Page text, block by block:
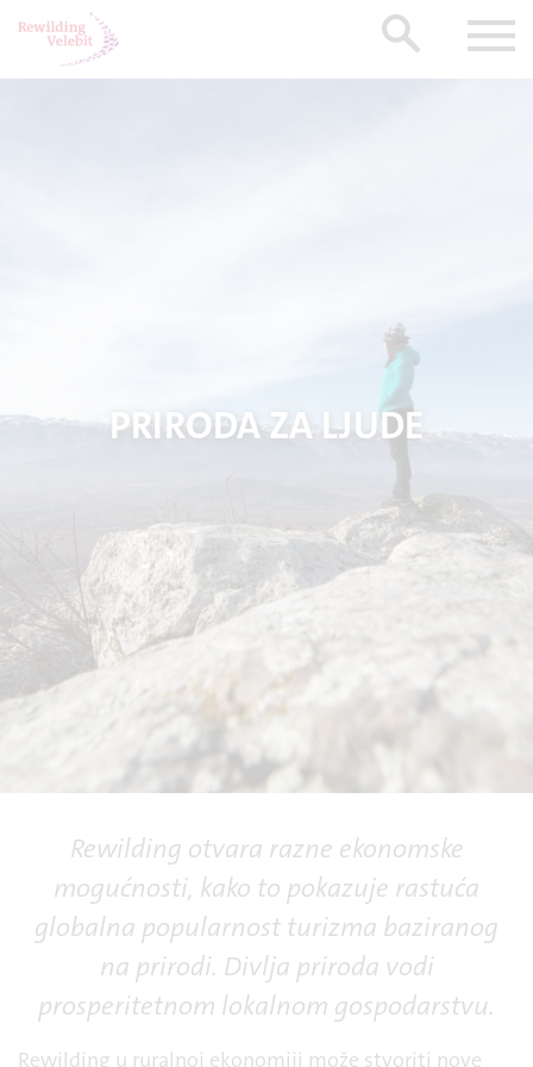
PRIRODA ZA LJUDE
Rewilding otvara razne ekonomske
mogućnosti, kako to pokazuje rastuća
globalna popularnost turizma baziranog
na prirodi. Divlja priroda vodi
prosperitetnom lokalnom gospodarstvu.
Rewilding u ruralnoj ekonomiji može stvoriti nove